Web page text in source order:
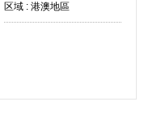
区域 : 港澳地區